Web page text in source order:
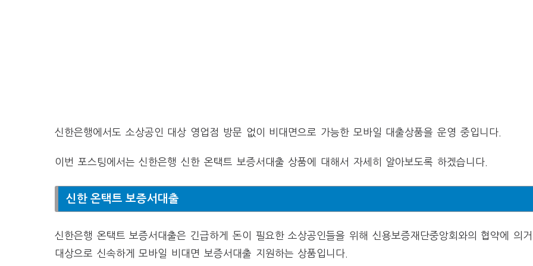
신한은행에서도 소상공인 대상 영업점 방문 없이 비대면으로 가능한 모바일 대출상품을 운영 중입니다.
이번 포스팅에서는 신한은행 신한 온택트 보증서대출 상품에 대해서 자세히 알아보도록 하겠습니다.
신한 온택트 보증서대출
신한은행 온택트 보증서대출은 긴급하게 돈이 필요한 소상공인들을 위해 신용보증재단중앙회와의 협약에 의
대상으로 신속하게 모바일 비대면 보증서대출 지원하는 상품입니다.